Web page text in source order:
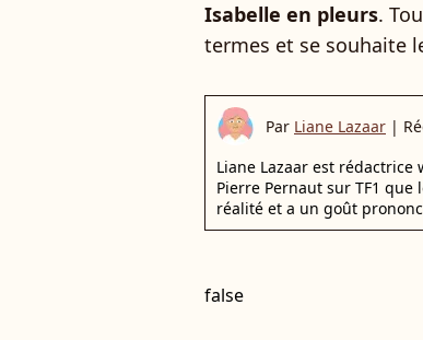
Isabelle en pleurs.
termes et se souhaite
Par Liane Lazaar |
Liane Lazaar est rédactrice
Pierre Pernaut sur TF1
réalité et a un goût
false